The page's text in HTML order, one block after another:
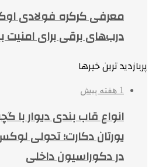
درب‌های برقی برای امنیت
پربازدید ترین خبرها
1 هفته پیش
انواع قاب بندی دیوار با
یورتان دکارت؛ تحولی
در دکوراسیون داخلی